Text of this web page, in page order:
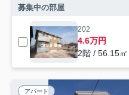
募集中の部屋
202
4.6万円
2階 / 56.15
アパート